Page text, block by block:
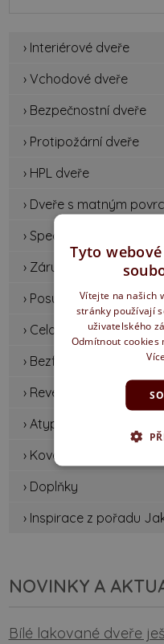
› Interiérové dveře
› Vchodové dveře
› Bezpečnostní dveře
› Protipožární dveře
› HPL dveře
› Dveře s matným
› Speciální dveře
› Zárubně a systémy
› Posuvné dveře
› Celoskleněné dveře
› Bezfalcové dveře
› Reverzní dveře
› Atypické dveře a
› Kování
› Doplňky
› Inspirace z pořadu
NOVINKY A
Bílé lakované dveře
Tyto
Vítejte na našich
stránky používají
uživatelského
Odmítnout cookies